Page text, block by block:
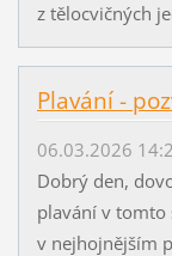
z
Plavání -
06.03.2026
Dobrý den,
plavání v tomto
v nejhojnějším